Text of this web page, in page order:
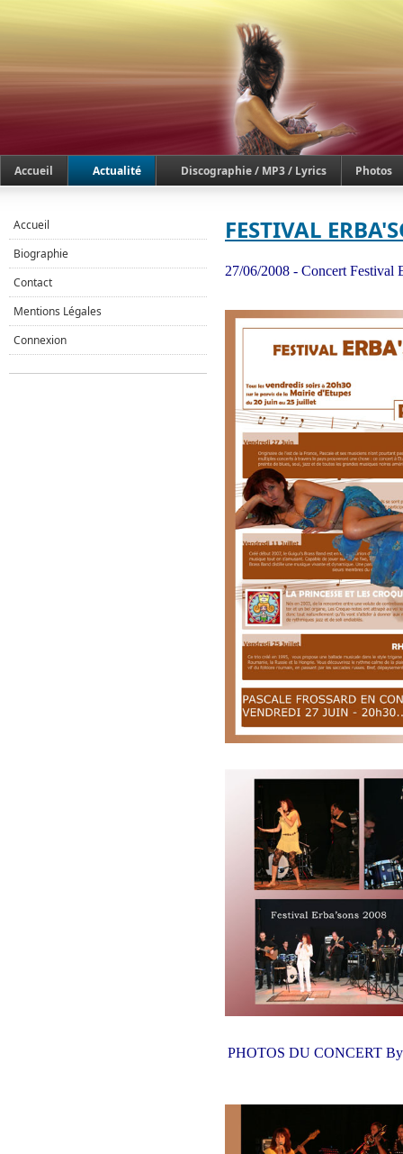
Accueil Actualité Discographie / MP3 / Lyrics Photos
FESTIVAL
27/06/2008 - Concert Festival
PHOTOS DU CONCERT
Accueil
Biographie
Contact
Mentions Légales
Connexion